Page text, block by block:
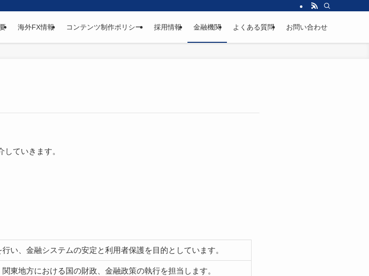
海外FX情報 コンテンツ制作ポリシー 採用情報 金融機関 よくある質問 お問い合わせ
ていきます。
い、金融システムの安定と利用者保護を目的としています。
東地方における国の財政、金融政策の執行を担当します。